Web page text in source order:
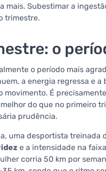
mais. Subestimar a
trimestre.
o
o período mais
a energia regressa e
É
do que no primeiro
prudência.
uma desportista treinada
e a intensidade na
corria 50 km por